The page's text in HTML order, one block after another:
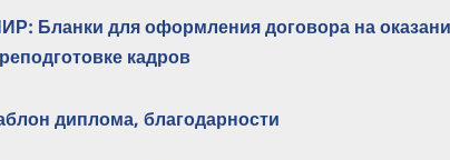
Бланки для оформления договора на
кадров
диплома, благодарности